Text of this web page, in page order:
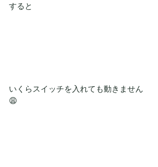
すると
いくらスイッチを入れても動きません
😩